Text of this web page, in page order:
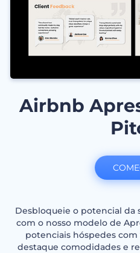
Airbnb
Desbloqueie o potencial
com o nosso modelo de
potenciais hóspedes
destaque comodidades e